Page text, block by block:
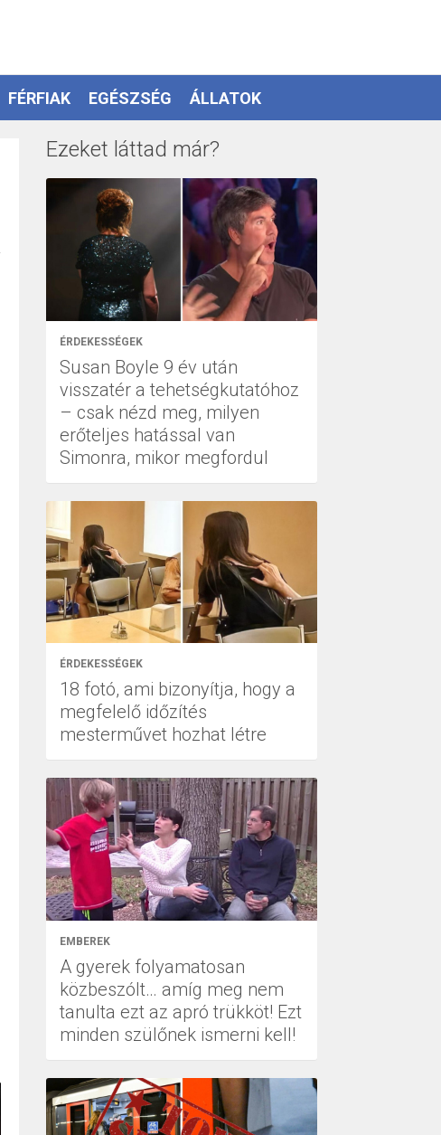
FÉRFIAK EGÉSZSÉG ÁLLATOK
Ezeket láttad már?
ÉRDEKESSÉGEK
Susan Boyle 9 év után
visszatér a tehetségkutatóhoz
– csak nézd meg, milyen
erőteljes hatással van
Simonra, mikor megfordul
ÉRDEKESSÉGEK
18 fotó, ami bizonyítja, hogy a
megfelelő időzítés
mesterművet hozhat létre
EMBEREK
A gyerek folyamatosan
közbeszólt… amíg meg nem
tanulta ezt az apró trükköt! Ezt
minden szülőnek ismerni kell!